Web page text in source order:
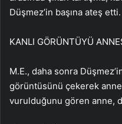
Düşmez’in başına ateş etti.
KANLI GÖRÜNTÜYÜ
M.E., daha sonra
görüntüsünü çekerek
vurulduğunu gören anne,